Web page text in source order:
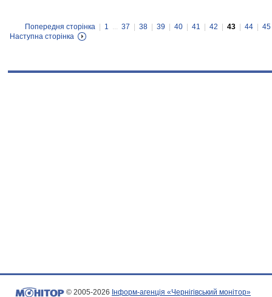
Попередня сторінка 1 ... 37 38 39 40 41 42 43 44
45
Наступна сторінка
© 2005-2026 Інформ-агенція «Чернігівський монітор»